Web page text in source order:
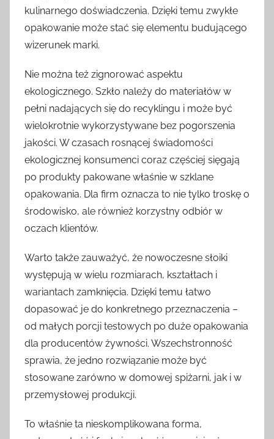
kulinarnego doświadczenia. Dzięki temu zwykłe
opakowanie może stać się elementu budującego
wizerunek marki.
Nie można też zignorować aspektu
ekologicznego. Szkło należy do materiałów w
pełni nadających się do recyklingu i może być
wielokrotnie wykorzystywane bez pogorszenia
jakości. W czasach rosnącej świadomości
ekologicznej konsumenci coraz częściej sięgają
po produkty pakowane właśnie w szklane
opakowania. Dla firm oznacza to nie tylko troskę o
środowisko, ale również korzystny odbiór w
oczach klientów.
Warto także zauważyć, że nowoczesne słoiki
występują w wielu rozmiarach, kształtach i
wariantach zamknięcia. Dzięki temu łatwo
dopasować je do konkretnego przeznaczenia –
od małych porcji testowych po duże opakowania
dla producentów żywności. Wszechstronność
sprawia, że jedno rozwiązanie może być
stosowane zarówno w domowej spiżarni, jak i w
przemysłowej produkcji.
To właśnie ta nieskomplikowana forma,